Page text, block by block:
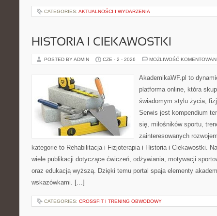
CATEGORIES: AKTUALNOŚCI I WYDARZENIA
HISTORIA I CIEKAWOSTKI
POSTED BY ADMIN CZE - 2 - 2026 MOŻLIWOŚĆ
AkademikaWF.pl to
platforma online, która
świadomym stylu życia,
Serwis jest kompendium
się, miłośników sportu,
zainteresowanych
kategorie to Rehabilitacja i Fizjoterapia i Historia i Ciekawostki.
wiele publikacji dotyczące ćwiczeń, odżywiania, motywacji
oraz edukacją wyższą. Dzięki temu portal spaja elementy
wskazówkami. […]
CATEGORIES: CROSSFIT I TRENING OBWODOWY